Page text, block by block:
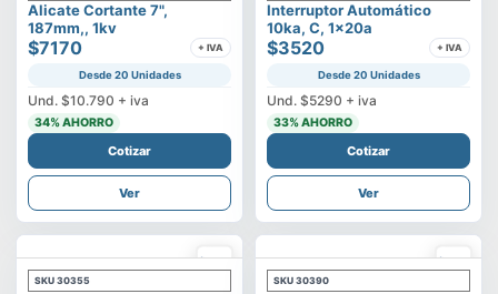
Alicate Cortante 7",
187mm,, 1kv
$7170 + IVA
Desde 20 Unidades
Und. $10.790 + iva
34% AHORRO
Cotizar
Ver
Interruptor Automático
10ka, C, 1x20a
$3520 + IVA
Desde 20 Unidades
Und. $5290 + iva
33% AHORRO
Cotizar
Ver
SKU 30355 SKU 30390